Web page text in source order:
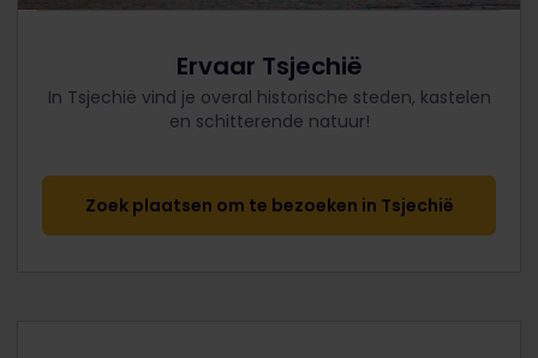
Ervaar Tsjechië
In Tsjechië vind je overal historische steden, kastelen
en schitterende natuur!
Zoek plaatsen om te bezoeken in Tsjechië